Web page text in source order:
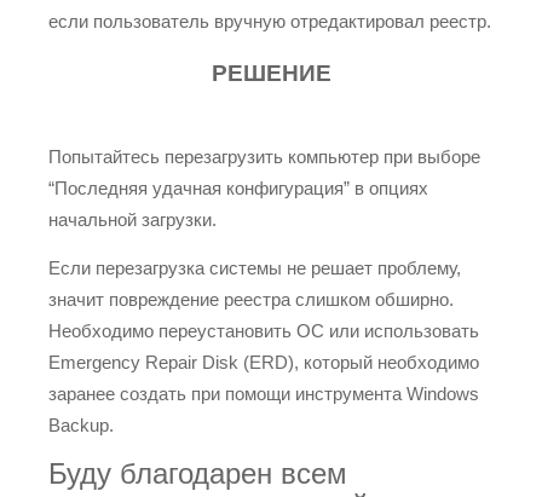
если пользователь вручную отредактировал реестр.
РЕШЕНИЕ
Попытайтесь перезагрузить компьютер при выборе
“Последняя удачная конфигурация” в опциях
начальной загрузки.
Если перезагрузка системы не решает проблему,
значит повреждение реестра слишком обширно.
Необходимо переустановить ОС или использовать
Emergency Repair Disk (ERD), который необходимо
заранее создать при помощи инструмента Windows
Backup.
Буду благодарен всем